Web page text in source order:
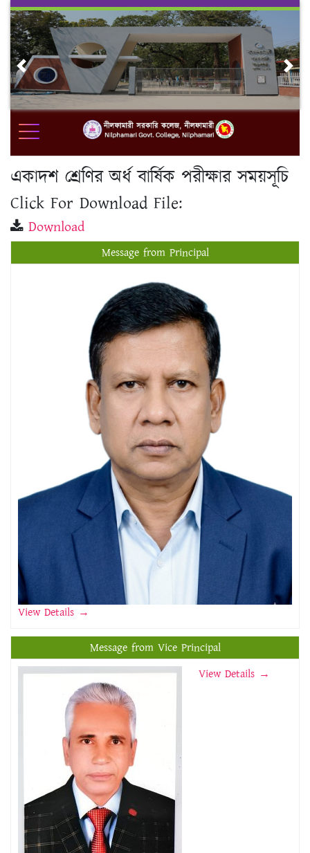
Skip
content
Previous
একাদশ শ্রেণির অর্ধ বার্ষিক পরীক্ষার সময়সূচি
Click For Download File:
Download
Message from Principal
View Details →
Message from Vice Principal
View Details →